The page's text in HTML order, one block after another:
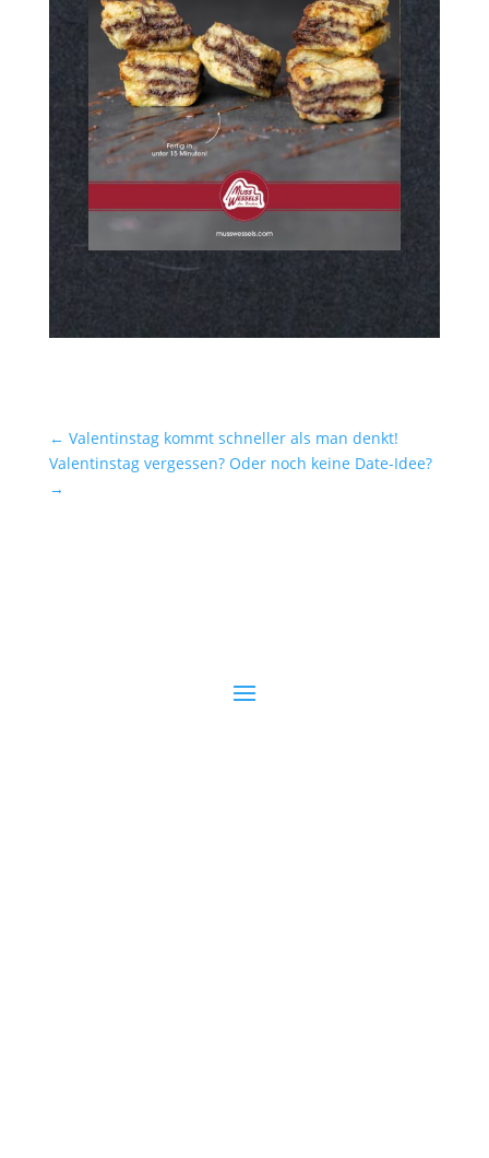
← Valentinstag kommt schneller als man denkt!
Valentinstag vergessen? Oder noch keine Date-Idee?
→